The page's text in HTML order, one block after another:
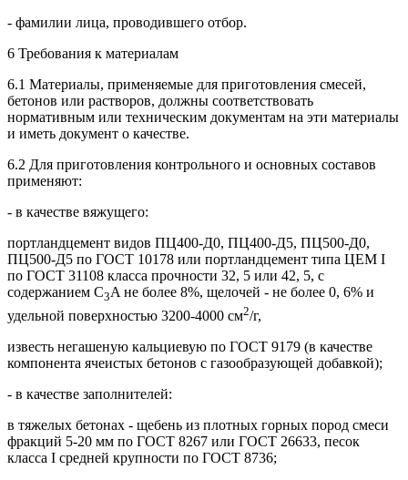
- фамилии лица, проводившего отбор.
6 Требования к материалам
6.1 Материалы, применяемые для приготовления смесей,
бетонов или растворов, должны соответствовать
нормативным или техническим документам на эти материалы
и иметь документ о качестве.
6.2 Для приготовления контрольного и основных составов
применяют:
- в качестве вяжущего:
портландцемент видов ПЦ400-Д0, ПЦ400-Д5, ПЦ500-Д0,
ПЦ500-Д5 по ГОСТ 10178 или портландцемент типа ЦЕМ I
по ГОСТ 31108 класса прочности 32, 5 или 42, 5, с
содержанием C3A не более 8%, щелочей - не более 0, 6% и
удельной поверхностью 3200-4000 см2/г,
известь негашеную кальциевую по ГОСТ 9179 (в качестве
компонента ячеистых бетонов с газообразующей добавкой);
- в качестве заполнителей:
в тяжелых бетонах - щебень из плотных горных пород смеси
фракций 5-20 мм по ГОСТ 8267 или ГОСТ 26633, песок
класса I средней крупности по ГОСТ 8736;